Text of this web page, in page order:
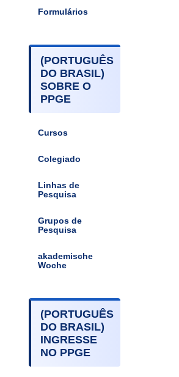
Formulários
(PORTUGUÊS
DO BRASIL)
SOBRE O
PPGE
Cursos
Colegiado
Linhas de
Pesquisa
Grupos de
Pesquisa
akademische
Woche
(PORTUGUÊS
DO BRASIL)
INGRESSE
NO PPGE